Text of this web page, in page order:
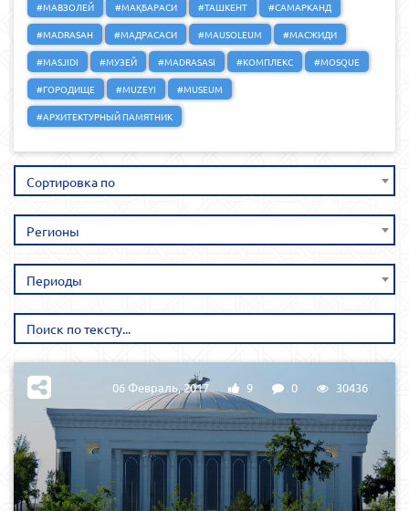
#МАВЗОЛЕЙ
#МАҚБАРАСИ #ТАШКЕНТ
#САМАРКАНД
#MADRASAH
#МАДРАСАСИ #MAUSOLEUM
#МАСЖИДИ
#MASJIDI
#МУЗЕЙ #MADRASASI #КОМПЛЕКС
#MOSQUE
#ГОРОДИЩЕ
#MUZEYI
#MUSEUM
#АРХИТЕКТУРНЫЙ ПАМЯТНИК
Сортировка по
Регионы
Периоды
06 Февраль, 2017 9 0 30436